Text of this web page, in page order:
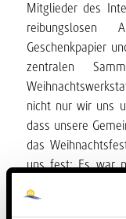
Mitglieder des
reibungslosen
Geschenkpapier
zentralen
nicht nur wir uns
dass unsere
das
uns fest: Es war